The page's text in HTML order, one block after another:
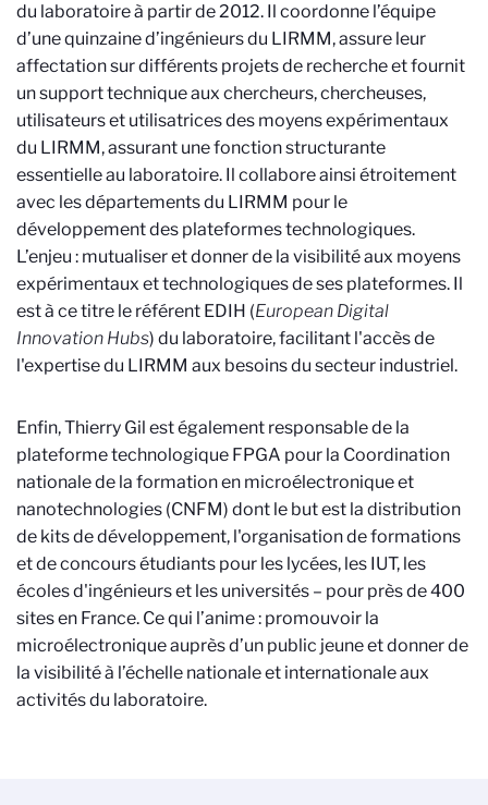
du laboratoire à partir de 2012. Il coordonne l’équipe
d’une quinzaine d’ingénieurs du LIRMM, assure leur
affectation sur différents projets de recherche et fournit
un support technique aux chercheurs, chercheuses,
utilisateurs et utilisatrices des moyens expérimentaux
du LIRMM, assurant une fonction structurante
essentielle au laboratoire. Il collabore ainsi étroitement
avec les départements du LIRMM pour le
développement des plateformes technologiques.
L’enjeu : mutualiser et donner de la visibilité aux moyens
expérimentaux et technologiques de ses plateformes. Il
est à ce titre le référent EDIH (European Digital
Innovation Hubs) du laboratoire, facilitant l'accès de
l'expertise du LIRMM aux besoins du secteur industriel.
Enfin, Thierry Gil est également responsable de la
plateforme technologique FPGA pour la Coordination
nationale de la formation en microélectronique et
nanotechnologies (CNFM) dont le but est la distribution
de kits de développement, l'organisation de formations
et de concours étudiants pour les lycées, les IUT, les
écoles d'ingénieurs et les universités – pour près de 400
sites en France. Ce qui l’anime : promouvoir la
microélectronique auprès d’un public jeune et donner de
la visibilité à l’échelle nationale et internationale aux
activités du laboratoire.